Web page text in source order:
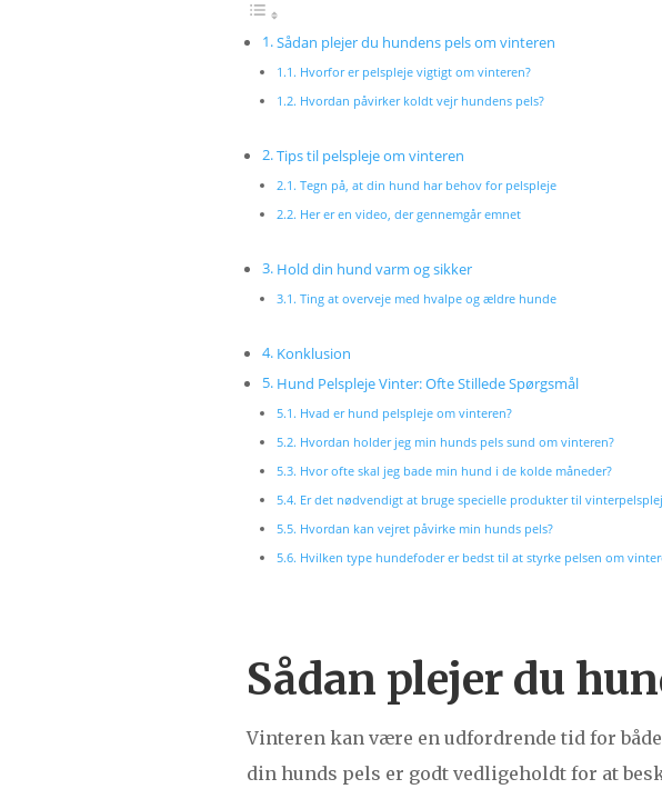
Sådan plejer du hundens pels om vinteren
Hvorfor er pelspleje vigtigt om vinteren?
Hvordan påvirker koldt vejr hundens pels?
Tips til pelspleje om vinteren
Tegn på, at din hund har behov for pelspleje
Her er en video, der gennemgår emnet
Hold din hund varm og sikker
Ting at overveje med hvalpe og ældre hunde
Konklusion
Hund Pelspleje Vinter: Ofte Stillede Spørgsmål
Hvad er hund pelspleje om vinteren?
Hvordan holder jeg min hunds pels sund om vinteren?
Hvor ofte skal jeg bade min hund i de kolde måneder?
Er det nødvendigt at bruge specielle produkter til
Hvordan kan vejret påvirke min hunds pels?
Hvilken type hundefoder er bedst til at styrke pelsen om
Sådan plejer du
Vinteren kan være en udfordrende tid for
din hunds pels er godt vedligeholdt for at